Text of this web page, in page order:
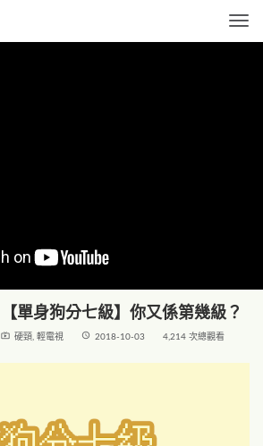
【單身狗分七級】你又係第幾級？
live_tv 硬頸, 輕電視 access_time 2018-10-03 4,214 次總觀看